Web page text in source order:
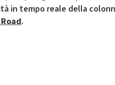
in tempo reale della
.